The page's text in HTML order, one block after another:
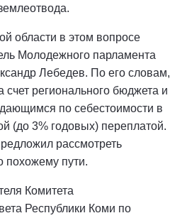
области в этом вопросе
Молодежного парламента
Лебедев. По его словам,
счет регионального бюджета и
по себестоимости в
(до 3% годовых) переплатой.
рассмотреть
похожему пути.
Комитета
Республики Коми по